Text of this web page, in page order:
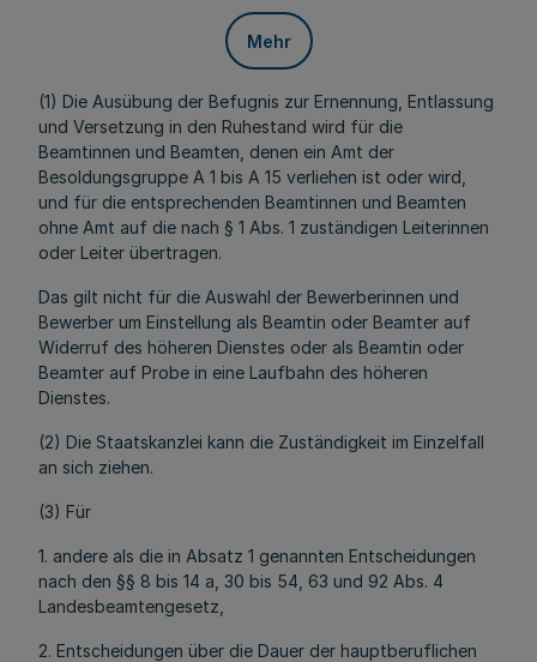
Mehr
(1) Die Ausübung der Befugnis zur Ernennung, Entlassung
und Versetzung in den Ruhestand wird für die
Beamtinnen und Beamten, denen ein Amt der
Besoldungsgruppe A 1 bis A 15 verliehen ist oder wird,
und für die entsprechenden Beamtinnen und Beamten
ohne Amt auf die nach § 1 Abs. 1 zuständigen Leiterinnen
oder Leiter übertragen.
Das gilt nicht für die Auswahl der Bewerberinnen und
Bewerber um Einstellung als Beamtin oder Beamter auf
Widerruf des höheren Dienstes oder als Beamtin oder
Beamter auf Probe in eine Laufbahn des höheren
Dienstes.
(2) Die Staatskanzlei kann die Zuständigkeit im Einzelfall
an sich ziehen.
(3) Für
1. andere als die in Absatz 1 genannten Entscheidungen
nach den §§ 8 bis 14 a, 30 bis 54, 63 und 92 Abs. 4
Landesbeamtengesetz,
2. Entscheidungen über die Dauer der hauptberuflichen